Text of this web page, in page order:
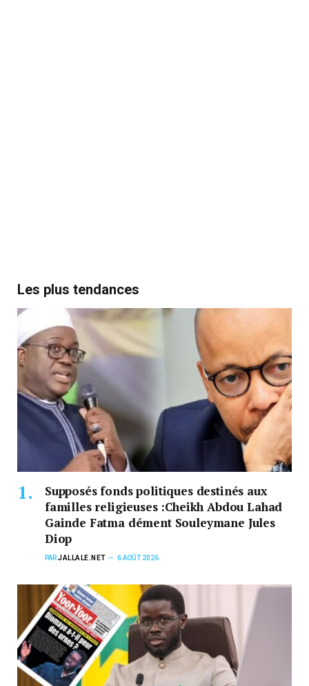
Les plus tendances
Supposés fonds politiques destinés aux
familles religieuses :Cheikh Abdou Lahad
Gainde Fatma dément Souleymane Jules
Diop
PARJALLALE.NET 6 AOÛT 2026